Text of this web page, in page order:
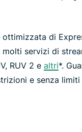
di
servizi di
RUV 2 e altri*.
e senza